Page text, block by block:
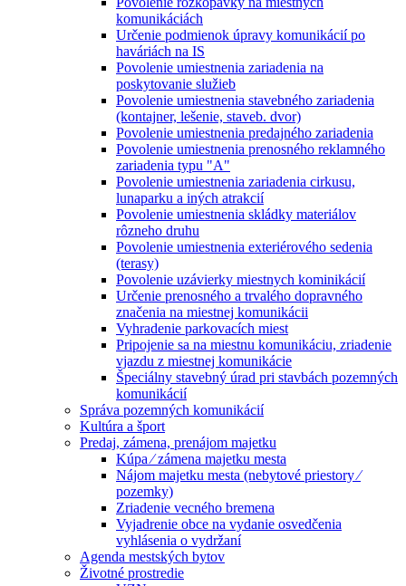
komunikáciách
Určenie podmienok úpravy komunikácií po
haváriách na IS
Povolenie umiestnenia zariadenia na
poskytovanie služieb
Povolenie umiestnenia stavebného zariadenia
(kontajner, lešenie, staveb. dvor)
Povolenie umiestnenia predajného zariadenia
Povolenie umiestnenia prenosného reklamného
zariadenia typu "A"
Povolenie umiestnenia zariadenia cirkusu,
lunaparku a iných atrakcií
Povolenie umiestnenia skládky materiálov
rôzneho druhu
Povolenie umiestnenia exteriérového sedenia
(terasy)
Povolenie uzávierky miestnych kominikácií
Určenie prenosného a trvalého dopravného
značenia na miestnej komunikácii
Vyhradenie parkovacích miest
Pripojenie sa na miestnu komunikáciu, zriadenie
vjazdu z miestnej komunikácie
Špeciálny stavebný úrad pri stavbách pozemných
komunikácií
Správa pozemných komunikácií
Kultúra a šport
Predaj, zámena, prenájom majetku
Kúpa ⁄ zámena majetku mesta
Nájom majetku mesta (nebytové priestory ⁄
pozemky)
Zriadenie vecného bremena
Vyjadrenie obce na vydanie osvedčenia
vyhlásenia o vydržaní
Agenda mestských bytov
Životné prostredie